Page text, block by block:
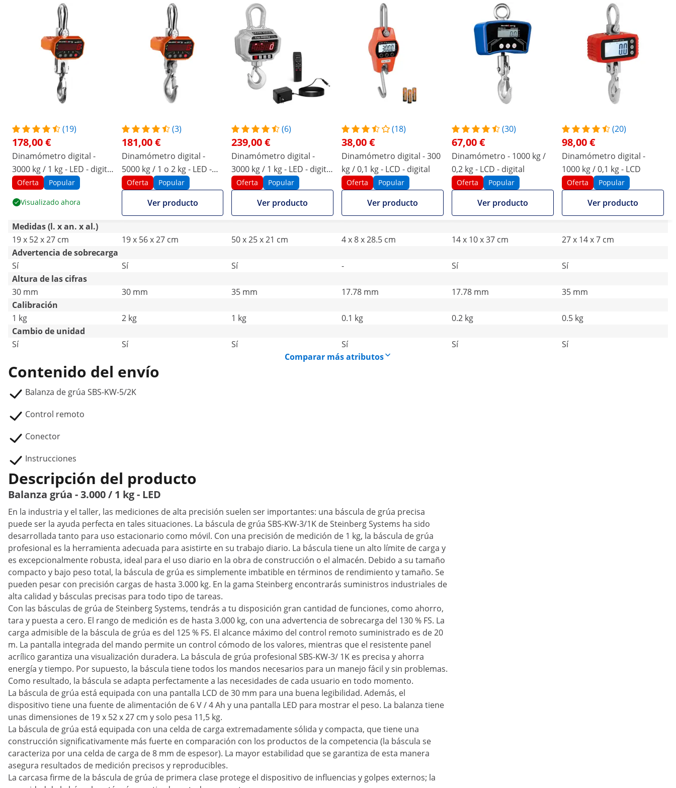
(19)
178,00 €
Dinamómetro digital -
3000 kg / 1 kg - LED - digital
- mando a distancia 20 m
Oferta Popular
Visualizado ahora
(3)
181,00 €
Dinamómetro digital -
5000 kg / 1 o 2 kg - LED -
digital - mando a distancia
10 m
Oferta Popular
Ver producto
(6)
239,00 €
Dinamómetro digital -
3000 kg / 1 kg - LED - digital
- mando a distancia 50 m
Oferta Popular
Ver producto
(18)
38,00 €
Dinamómetro digital - 300
kg / 0,1 kg - LCD - digital
Oferta Popular
Ver producto
(30)
67,00 €
Dinamómetro - 1000 kg /
0,2 kg - LCD - digital
Oferta Popular
Ver producto
(20)
98,00 €
Dinamómetro digital -
1000 kg / 0,1 kg - LCD
Oferta Popular
Ver producto
Medidas (l. x an. x al.)
19 x 52 x 27 cm
19 x 56 x 27 cm 50 x 25 x 21 cm 4 x 8 x 28.5 cm 14 x 10 x 37 cm
27 x 14 x 7 cm
Advertencia de sobrecarga
Sí
Sí Sí - Sí
Sí
Altura de las cifras
30 mm
30 mm 35 mm 17.78 mm 17.78 mm
35 mm
Calibración
1 kg
2 kg 1 kg 0.1 kg 0.2 kg
0.5 kg
Cambio de unidad
Sí
Sí Sí Sí Sí
Sí
Comparar más atributos
Contenido del envío
Balanza de grúa SBS-KW-5/2K
Control remoto
Conector
Instrucciones
Descripción del producto
Balanza grúa - 3.000 / 1 kg - LED
En la industria y el taller, las mediciones de alta precisión suelen ser importantes: una báscula de grúa precisa
puede ser la ayuda perfecta en tales situaciones. La báscula de grúa SBS-KW-3/1K de Steinberg Systems ha sido
desarrollada tanto para uso estacionario como móvil. Con una precisión de medición de 1 kg, la báscula de grúa
profesional es la herramienta adecuada para asistirte en su trabajo diario. La báscula tiene un alto límite de carga y
es excepcionalmente robusta, ideal para el uso diario en la obra de construcción o el almacén. Debido a su tamaño
compacto y bajo peso total, la báscula de grúa es simplemente imbatible en términos de rendimiento y tamaño. Se
pueden pesar con precisión cargas de hasta 3.000 kg. En la gama Steinberg encontrarás suministros industriales de
alta calidad y básculas precisas para todo tipo de tareas.
Con las básculas de grúa de Steinberg Systems, tendrás a tu disposición gran cantidad de funciones, como ahorro,
tara y puesta a cero. El rango de medición es de hasta 3.000 kg, con una advertencia de sobrecarga del 130 % FS. La
carga admisible de la báscula de grúa es del 125 % FS. El alcance máximo del control remoto suministrado es de 20
m. La pantalla integrada del mando permite un control cómodo de los valores, mientras que el resistente panel
acrílico garantiza una visualización duradera. La báscula de grúa profesional SBS-KW-3/ 1K es precisa y ahorra
energía y tiempo. Por supuesto, la báscula tiene todos los mandos necesarios para un manejo fácil y sin problemas.
Como resultado, la báscula se adapta perfectamente a las necesidades de cada usuario en todo momento.
La báscula de grúa está equipada con una pantalla LCD de 30 mm para una buena legibilidad. Además, el
dispositivo tiene una fuente de alimentación de 6 V / 4 Ah y una pantalla LED para mostrar el peso. La balanza tiene
unas dimensiones de 19 x 52 x 27 cm y solo pesa 11,5 kg.
La báscula de grúa está equipada con una celda de carga extremadamente sólida y compacta, que tiene una
construcción significativamente más fuerte en comparación con los productos de la competencia (la báscula se
caracteriza por una celda de carga de 8 mm de espesor). La mayor estabilidad que se garantiza de esta manera
asegura resultados de medición precisos y reproducibles.
La carcasa firme de la báscula de grúa de primera clase protege el dispositivo de influencias y golpes externos; la